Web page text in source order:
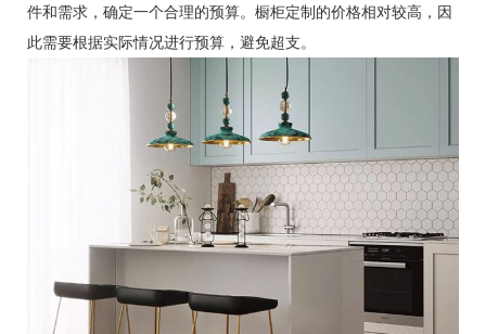
件和需求，确定一个合理的预算。橱柜定制的价格相对较高，因
此需要根据实际情况进行预算，避免超支。